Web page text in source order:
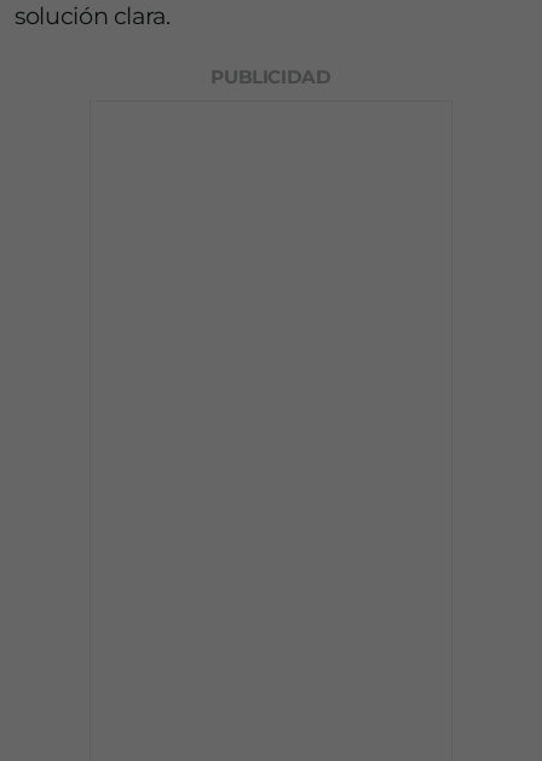
solución clara.
PUBLICIDAD